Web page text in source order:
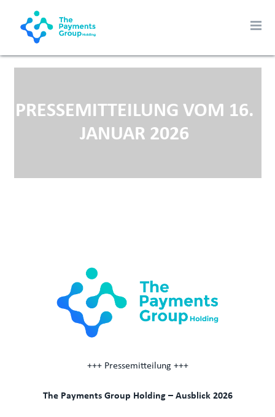
PRESSEMITTEILUNG VOM 16.
JANUAR 2026
+++ Pressemitteilung +++
The Payments Group Holding – Ausblick 2026